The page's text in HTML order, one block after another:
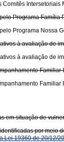
Comitês
Programa Família
Programa Nossa
à avaliação de
à avaliação de
em situação de
por meio
Lei 19360 de 20/12/